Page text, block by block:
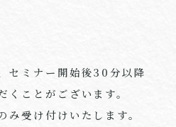
セミナー開始後30分以降
くことがございます。
受け付けいたします。